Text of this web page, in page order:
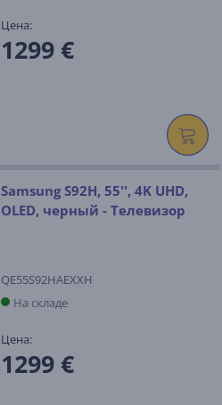
Цена:
1299 €
Samsung S92H, 55'', 4K UHD,
OLED, черный - Телевизор
QE55S92HAEXXH
На складе
Цена:
1299 €